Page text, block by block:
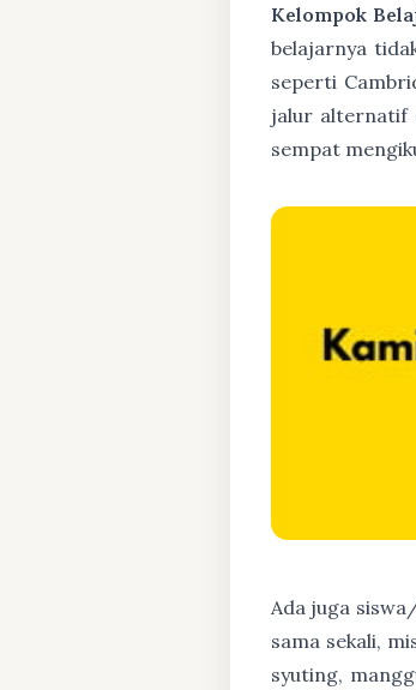
Kelompok
belajarnya
seperti
jalur alternatif
sempat
Ada juga
sama sekali,
syuting,